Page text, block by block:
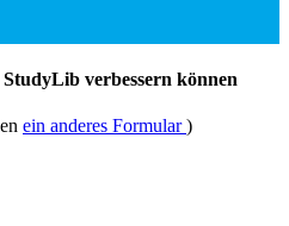
verbessern können
ein anderes Formular)